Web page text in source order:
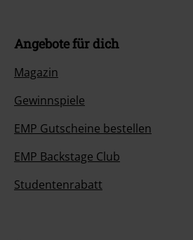
Angebote für dich
Magazin
Gewinnspiele
EMP Gutscheine bestellen
EMP Backstage Club
Studentenrabatt